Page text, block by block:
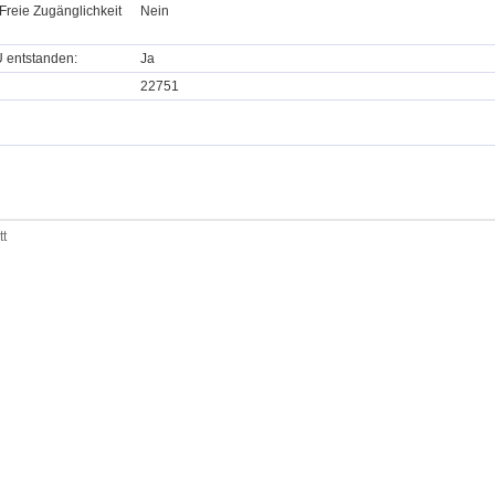
Zugänglichkeit Nein
entstanden:
Ja
22751